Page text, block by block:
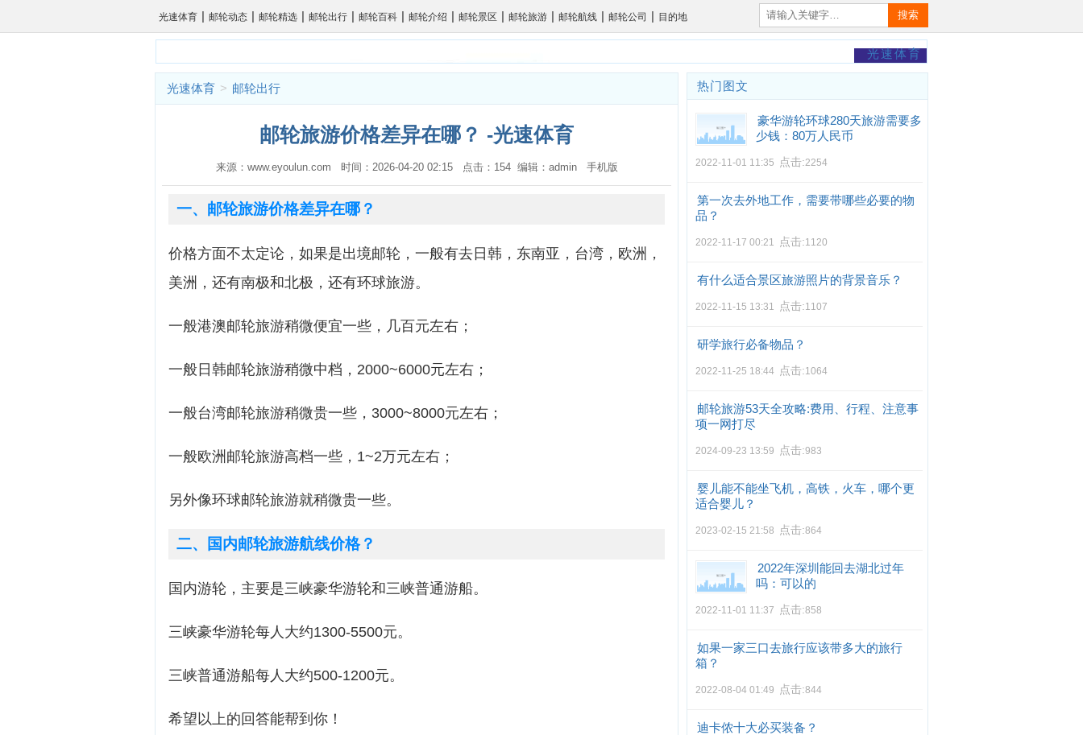
光速体育 | 邮轮动态 | 邮轮精选 | 邮轮出行 | 邮轮百科 | 邮轮介绍 | 邮轮景区 | 邮轮旅游 | 邮轮航线 | 邮轮公司 | 目的地 搜索
光速体育
光速体育 > 邮轮出行
邮轮旅游价格差异在哪？ -光速体育
来源：www.eyoulun.com 时间：2026-04-20 02:15 点击：154 编辑：admin 手机版
一、邮轮旅游价格差异在哪？
价格方面不太定论，如果是出境邮轮，一般有去日韩，东南亚，台湾，欧洲，
美洲，还有南极和北极，还有环球旅游。
一般港澳邮轮旅游稍微便宜一些，几百元左右；
一般日韩邮轮旅游稍微中档，2000~6000元左右；
一般台湾邮轮旅游稍微贵一些，3000~8000元左右；
一般欧洲邮轮旅游高档一些，1~2万元左右；
另外像环球邮轮旅游就稍微贵一些。
二、国内邮轮旅游航线价格？
国内游轮，主要是三峡豪华游轮和三峡普通游船。
三峡豪华游轮每人大约1300-5500元。
三峡普通游船每人大约500-1200元。
希望以上的回答能帮到你！
热门图文
豪华游轮环球280天旅游需要多
少钱：80万人民币
2022-11-01 11:35 点击:2254
第一次去外地工作，需要带哪些必要的物
品？
2022-11-17 00:21 点击:1120
有什么适合景区旅游照片的背景音乐？
2022-11-15 13:31 点击:1107
研学旅行必备物品？
2022-11-25 18:44 点击:1064
邮轮旅游53天全攻略:费用、行程、注意事
项一网打尽
2024-09-23 13:59 点击:983
婴儿能不能坐飞机，高铁，火车，哪个更
适合婴儿？
2023-02-15 21:58 点击:864
2022年深圳能回去湖北过年
吗：可以的
2022-11-01 11:37 点击:858
如果一家三口去旅行应该带多大的旅行
箱？
2022-08-04 01:49 点击:844
迪卡侬十大必买装备？